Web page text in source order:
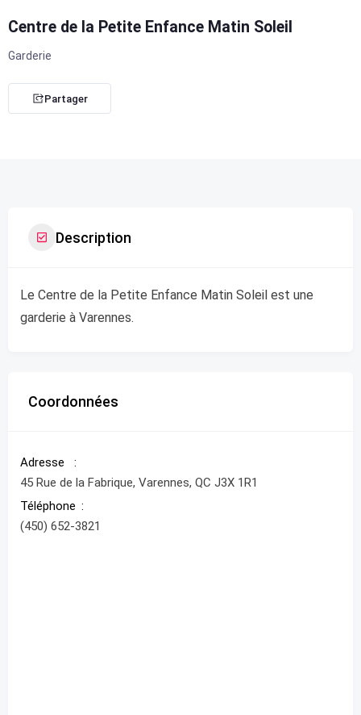
Centre de la Petite Enfance Matin Soleil
Garderie
Partager
Description
Le Centre de la Petite Enfance Matin Soleil est une
garderie à Varennes.
Coordonnées
Adresse
45 Rue de la Fabrique, Varennes, QC J3X 1R1
Téléphone
(450) 652-3821